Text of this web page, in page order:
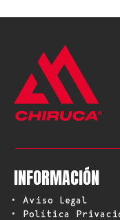
INFORMACIÓN
• Aviso Legal
• Política